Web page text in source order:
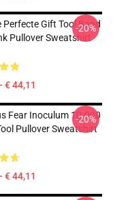
Perfecte Gift Tool Band
Pullover Sweatshirt
€ 44,11
-20%
Fear Inoculum 10.000
Pullover Sweatshirt
€ 44,11
-20%